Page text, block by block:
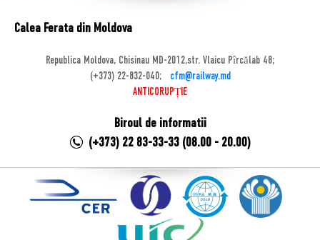
Calea Ferata din Moldova
Republica Moldova, Chisinau MD-2012,str. Vlaicu Pîrcălab 48;
(+373) 22-832-040;
cfm@railway.md
ANTICORUPȚIE
Biroul de informatii
(+373) 22 83-33-33 (08.00 - 20.00)